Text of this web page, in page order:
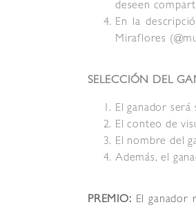
deseen
En la
Miraflores
SELECCIÓN DEL
El ganador
El conteo de
El nombre del
Además, el
PREMIO: El ganador